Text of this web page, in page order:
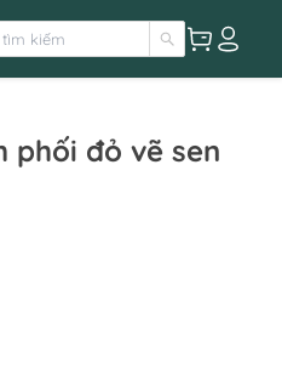
phối đỏ vẽ sen